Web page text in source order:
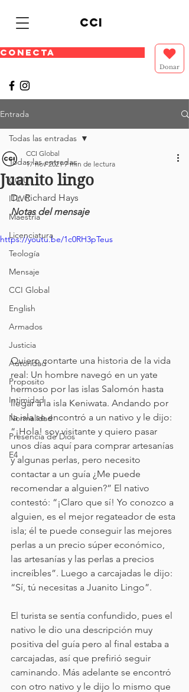
cci
CONECTA
Donar
Entrada
Todas las entradas
CCIU
ITLVC
Maestría
Licenciatura
Teología
Mensaje
CCI Global
English
Armados
Justicia
Autoridad
Proposito
Intimidad
Normalidad
Presencia de Dios
E4
Todas las entradas
Juanito lingo
CCI Global
17 nov 2021 7 min de lectura
Dr. Richard Hays
Notas del mensaje
https://youtu.be/1c0RH3pTeus
Quiero contarte una historia de la vida
real: Un hombre navegó en un yate
hermoso por las islas Salomón hasta
llegar a la isla Keniwata. Andando por
la isla se encontró a un nativo y le dijo:
“¡Hola! soy visitante y quiero pasar
unos días aquí para comprar artesanías
y algunas perlas, pero necesito
contactar a un guía ¿Me puede
recomendar a alguien?” El nativo
contestó: “¡Claro que sí! Yo conozco a
alguien, es el mejor regateador de esta
isla; él te puede conseguir las mejores
perlas a un precio súper económico,
las artesanías y las perlas a precios
increíbles”. Luego a carcajadas le dijo:
“Sí, tú necesitas a Juanito Lingo”.
El turista se sentía confundido, pues el
nativo le dio una descripción muy
positiva del guía pero al final estaba a
carcajadas, así que prefirió seguir
caminando. Más adelante se encontró
con otro nativo y le dijo lo mismo que